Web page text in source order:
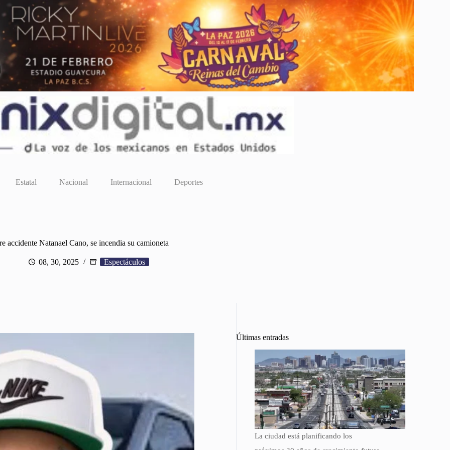
Estatal Nacional Internacional Deportes
accidente Natanael Cano, se incendia su camioneta
08, 30, 2025 Espectáculos
Últimas entradas
La ciudad está planificando los